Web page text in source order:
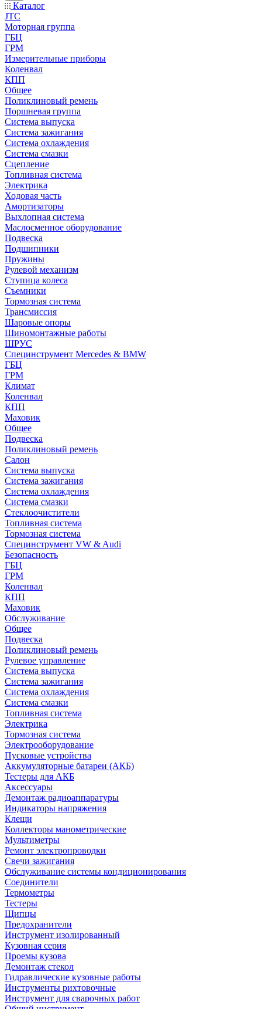
Каталог
JTC
Моторная группа
ГБЦ
ГРМ
Измерительные приборы
Коленвал
КПП
Общее
Поликлиновый ремень
Поршневая группа
Система выпуска
Система зажигания
Система охлаждения
Система смазки
Сцепление
Топливная система
Электрика
Ходовая часть
Амортизаторы
Выхлопная система
Маслосменное оборудование
Подвеска
Подшипники
Пружины
Рулевой механизм
Ступица колеса
Съемники
Тормозная система
Трансмиссия
Шаровые опоры
Шиномонтажные работы
ШРУС
Специнструмент Mercedes & BMW
ГБЦ
ГРМ
Климат
Коленвал
КПП
Маховик
Общее
Подвеска
Поликлиновый ремень
Салон
Система выпуска
Система зажигания
Система охлаждения
Система смазки
Стеклоочистители
Топливная система
Тормозная система
Специнструмент VW & Audi
Безопасность
ГБЦ
ГРМ
Коленвал
КПП
Маховик
Обслуживание
Общее
Подвеска
Поликлиновый ремень
Рулевое управление
Система выпуска
Система зажигания
Система охлаждения
Система смазки
Топливная система
Электрика
Тормозная система
Электрооборудование
Пусковые устройства
Аккумуляторные батареи (АКБ)
Тестеры для АКБ
Аксессуары
Демонтаж радиоаппаратуры
Индикаторы напряжения
Клещи
Коллекторы манометрические
Мультиметры
Ремонт электропроводки
Свечи зажигания
Обслуживание системы кондиционирования
Соединители
Термометры
Тестеры
Щипцы
Предохранители
Инструмент изолированный
Кузовная серия
Проемы кузова
Демонтаж стекол
Гидравлические кузовные работы
Инструменты рихтовочные
Инструмент для сварочных работ